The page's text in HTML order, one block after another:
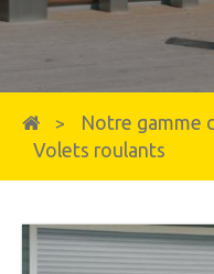
> Notre gamme
Volets roulants